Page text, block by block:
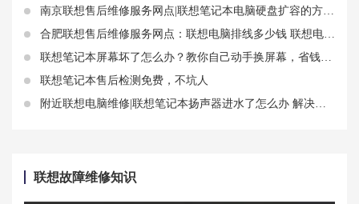
南京联想售后维修服务网点|联想笔记本电脑硬盘扩容的方法和注意事项
合肥联想售后维修服务网点：联想电脑排线多少钱 联想电脑排线怎么拆
联想笔记本屏幕坏了怎么办？教你自己动手换屏幕，省钱又省心
联想笔记本售后检测免费，不坑人
附近联想电脑维修|联想笔记本扬声器进水了怎么办 解决步骤分享
联想故障维修知识